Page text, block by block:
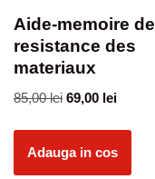
Aide-memoire de
resistance des
materiaux
85,00lei 69,00 lei
Adauga in cos